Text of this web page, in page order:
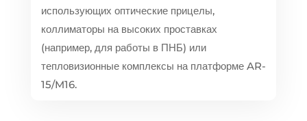
использующих оптические прицелы,
коллиматоры на высоких проставках
(например, для работы в ПНБ) или
тепловизионные комплексы на платформе AR-
15/M16.